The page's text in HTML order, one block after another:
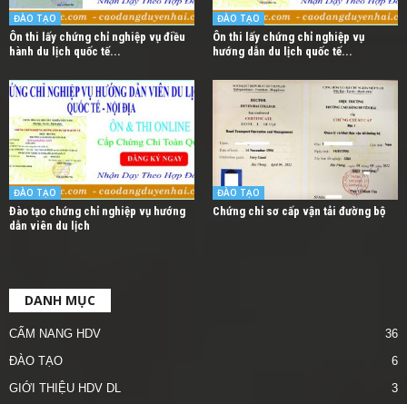
ĐÀO TẠO
Ôn thi lấy chứng chỉ nghiệp vụ điều
hành du lịch quốc tế...
ĐÀO TẠO
Ôn thi lấy chứng chỉ nghiệp vụ
hướng dẫn du lịch quốc tế...
ĐÀO TẠO
Đào tạo chứng chỉ nghiệp vụ hướng
dẫn viên du lịch
ĐÀO TẠO
Chứng chỉ sơ cấp vận tải đường bộ
DANH MỤC
CẨM NANG HDV
36
ĐÀO TẠO
6
GIỚI THIỆU HDV DL
3